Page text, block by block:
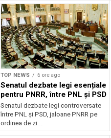
TOP NEWS 6 ore ago
Senatul dezbate legi esențiale
pentru PNRR, între PNL și PSD
Senatul dezbate legi controversate
între PNL și PSD, jaloane PNRR pe
ordinea de zi...